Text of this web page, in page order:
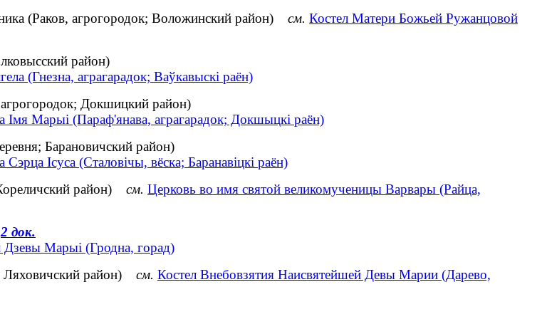
(Раков, агрогородок; Воложинский район) см. Костел Матери Божьей Ружанцовой
район)
(Гнезна, аграгарадок; Ваўкавыскі раён)
Докшицкий район)
Імя Марыі (Параф'янава, аграгарадок; Докшыцкі раён)
Барановичский район)
Ісуса (Сталовічы, вёска; Баранавіцкі раён)
район) см. Церковь во имя святой великомученицы Варвары (Райца,
2 док.
Марыі (Гродна, горад)
Ляховичский район) см. Костел Внебовзятия Наисвятейшей Девы Марии (Дарево,